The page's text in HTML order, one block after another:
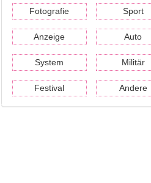
Fotografie Sport
Anzeige Auto
System Militär
Festival Andere